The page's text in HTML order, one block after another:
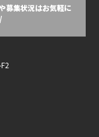
募集状況はお気軽に